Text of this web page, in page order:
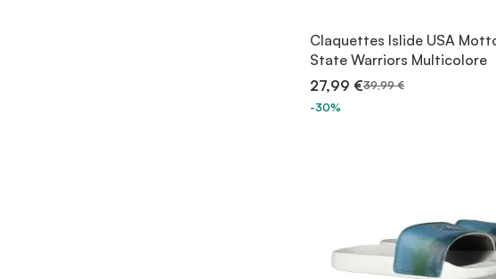
Claquettes Islide USA
State Warriors Multicolore
27,99 €39,99 €
-30%